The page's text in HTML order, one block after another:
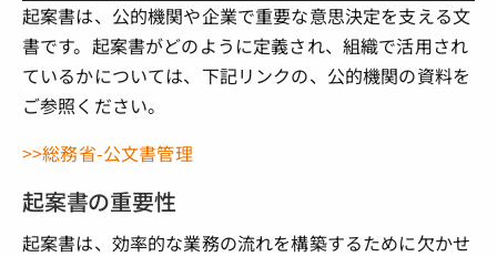
起案書は、公的機関や企業で重要な意思決定を支える文
書です。起案書がどのように定義され、組織で活用され
ているかについては、下記リンクの、公的機関の資料を
ご参照ください。
>>総務省-公文書管理
起案書の重要性
起案書は、効率的な業務の流れを構築するために欠かせ